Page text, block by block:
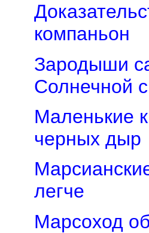
компаньон
Зародыши
Солнечной
Маленькие
черных дыр
легче
Марсоход